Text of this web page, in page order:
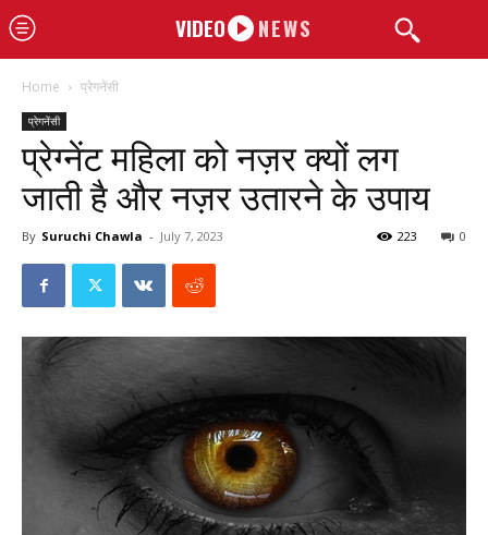
VIDEO NEWS
Home प्रेगनेंसी
प्रेगनेंसी
प्रेग्नेंट महिला को नज़र क्यों लग
जाती है और नज़र उतारने के उपाय
By Suruchi Chawla - July 7, 2023 0
223